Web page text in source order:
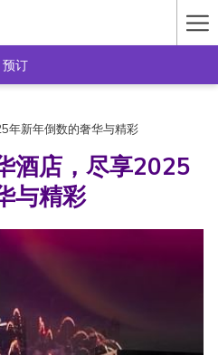
预订
年新年倒数的奢华与精彩
酒店，尽享2025
与精彩